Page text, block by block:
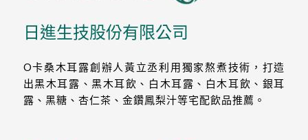
日進生技股份有限公司
O卡桑木耳露創辦人黃立丞利用獨家熬煮技術，打造
出黑木耳露、黑木耳飲、白木耳露、白木耳飲、銀耳
露、黑糖、杏仁茶、金鑽鳳梨汁等宅配飲品推薦。